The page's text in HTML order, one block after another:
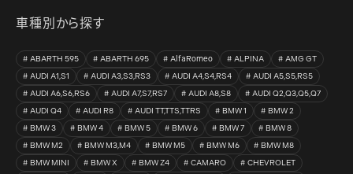
車種別から探す
ABARTH 595 ABARTH 695 AlfaRomeo ALPINA
AMG GT
AUDI A1,S1
AUDI A3,S3,RS3 AUDI A4,S4,RS4
AUDI A5,S5,RS5
AUDI A6,S6,RS6
AUDI A7,S7,RS7 AUDI A8,S8
AUDI Q2,Q3,Q5,Q7
AUDI Q4
AUDI R8 AUDI TT,TTS,TTRS BMW 1
BMW 2
BMW 3
BMW 4 BMW 5 BMW 6 BMW 7
BMW 8
BMW M2
BMW M3,M4 BMW M5 BMW M6
BMW M8
BMW MINI
BMW X BMW Z4 CAMARO
CHEVROLET